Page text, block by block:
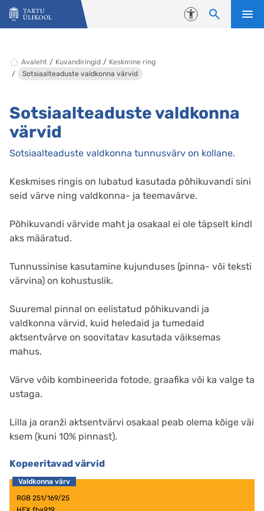
Liigu edasi põhisisu juurde
Juurdepääsetavus
Avaleht Kuvandiringid
Keskmine ring
Sotsiaalteaduste valdkonna värvid
Sotsiaalteaduste valdkonna
värvid
Sotsiaalteaduste valdkonna tunnusvärv on kollane.
Keskmises ringis on lubatud kasutada põhikuvandi sini
seid värve ning valdkonna- ja teemavärve.
Põhikuvandi värvide maht ja osakaal ei ole täpselt kindl
aks määratud.
Tunnussinise kasutamine kujunduses (pinna- või teksti
värvina) on kohustuslik.
Suuremal pinnal on eelistatud põhikuvandi ja
valdkonna värvid, kuid heledaid ja tumedaid
aktsentvärve on soovitatav kasutada väiksemas
mahus.
Värve võib kombineerida fotode, graafika või ka valge ta
ustaga.
Lilla ja oranži aktsentvärvi osakaal peab olema kõige väi
ksem (kuni 10% pinnast).
Kopeeritavad värvid
RGB 251/169/25